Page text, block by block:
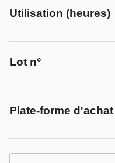
Utilisation (heures)
Lot n°
Plate-forme d'achat